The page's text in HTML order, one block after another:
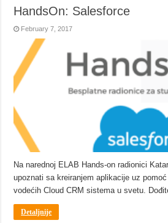
HandsOn: Salesforce
February 7, 2017
Na narednoj ELAB Hands-on radionici
upoznati sa kreiranjem aplikacije uz
vodećih Cloud CRM sistema u svetu.
Detaljnije